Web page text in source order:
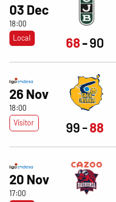
03 Dec
18:00
Local
68 90
26 Nov
18:00
Visitor
99 88
20 Nov
17:00